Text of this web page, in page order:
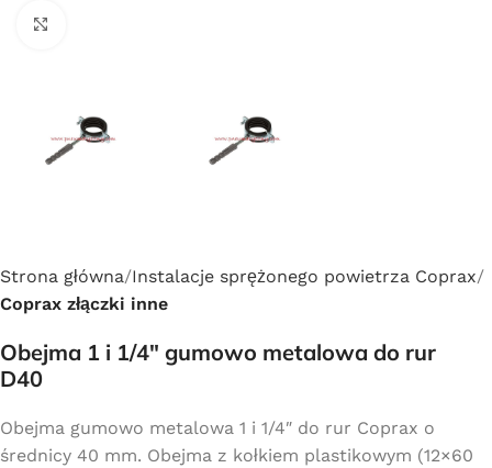
Strona główna Instalacje sprężonego powietrza Coprax
Coprax złączki inne
Obejma 1 i 1/4″ gumowo metalowa do rur
D40
Obejma gumowo metalowa 1 i 1/4″ do rur Coprax o
średnicy 40 mm. Obejma z kołkiem plastikowym (12×60